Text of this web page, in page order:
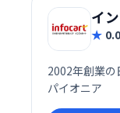
イ
2002年創業の
パイオニア